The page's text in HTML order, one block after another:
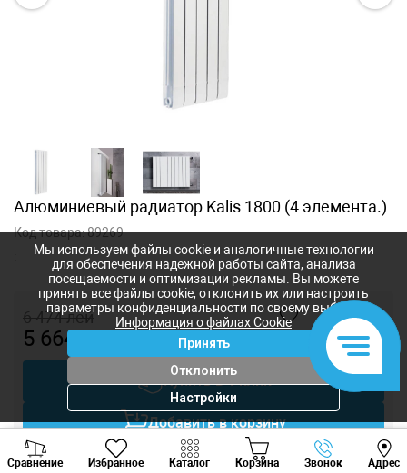
Алюминиевый радиатор Kalis 1800 (4 элемента.)
Код товара:89269
6 474лей
5 664 +
Купить в 1 клик
Добавить в корзину
Торговаться
Сравнение Избранное Каталог Корзина Звонок Адрес
Viber Whatsapp
Мы используем файлы cookie и аналогичные технологии
для обеспечения надежной работы сайта, анализа
посещаемости и оптимизации рекламы. Вы можете
принять все файлы cookie, отклонить их или настроить
параметры конфиденциальности по своему выбору.
Информация о файлах Cookie
Принять
Отклонить
Настройки